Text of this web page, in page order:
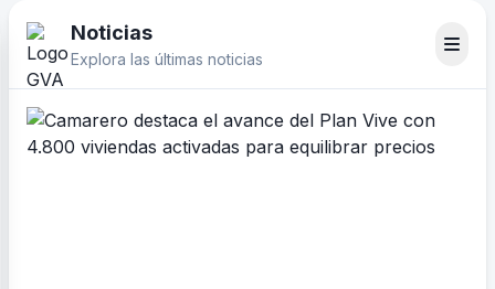
Noticias
Explora las últimas noticias